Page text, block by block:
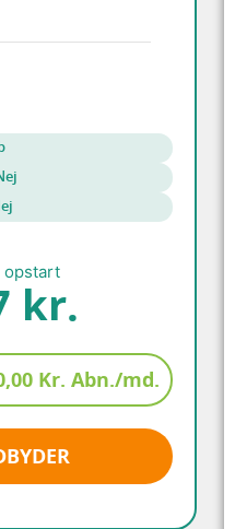
opstart
kr.
Kr. Abn./md.